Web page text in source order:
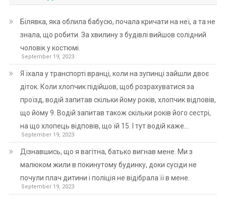
Білявка, яка облила бабусю, почала кричати на неї, а та не
знала, що робити. За хвилину з будівлі вийшов солідний
чоловік у костюмі.
September 19, 2023
Я їхала у транспорті вранці, коли на зупинці зайшли двоє
діток. Коли хлопчик підійшов, щоб розрахуватися за
проїзд, водій запитав скільки йому років, хлопчик відповів,
що йому 9. Водій запитав також скільки років його сестрі,
на що хлопець відповів, що їй 15. І тут водій каже…
September 19, 2023
Дізнавшись, що я вагітна, батько вигнав мене. Ми з
малюком жили в покинутому будинку, доки сусіди не
почули плач дитини і поліція не відібрала її в мене.
September 19, 2023